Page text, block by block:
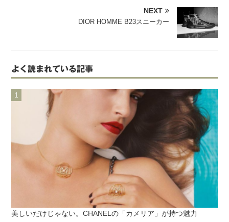
NEXT
DIOR HOMME B23スニーカー
よく読まれている記事
美しいだけじゃない。CHANELの「カメリア」が持つ魅力